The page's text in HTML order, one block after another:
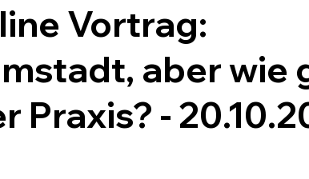
Vortrag:
aber wie
Praxis? -